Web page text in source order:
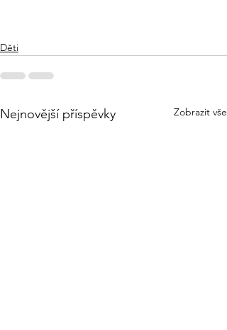
Děti
Nejnovější příspěvky Zobrazit vše